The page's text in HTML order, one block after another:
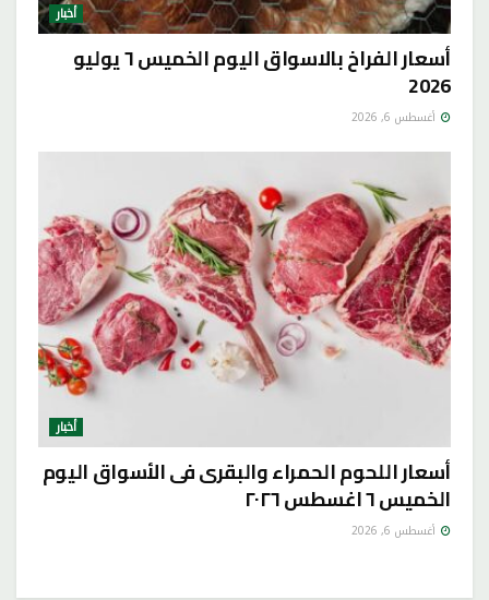
أخبار
أسعار الفراخ بالاسواق اليوم الخميس ٦ يوليو
2026
أغسطس 6, 2026
أخبار
أسعار اللحوم الحمراء والبقرى فى الأسواق اليوم
الخميس ٦ اغسطس ٢٠٢٦
أغسطس 6, 2026